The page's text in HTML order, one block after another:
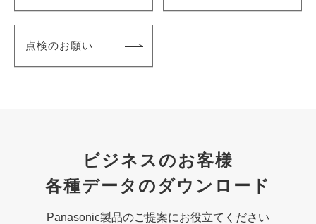
点検のお願い
ビジネスのお客様
各種データのダウンロード
Panasonic製品のご提案にお役立てください